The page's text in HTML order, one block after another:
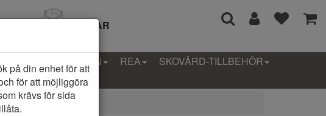
ÖPPET KÖP I 14 DAGAR
PROVKOLLEKTION REA
SKOVÅRD-TILLBEHÖR
på din enhet för att
för att möjliggöra
krävs för sida